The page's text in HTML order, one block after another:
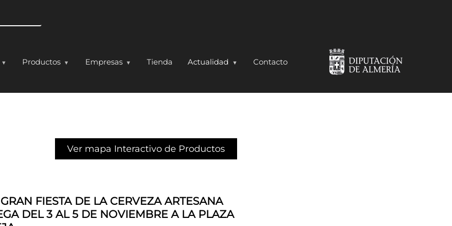
Productos Empresas Tienda Actualidad Contacto
Ver mapa Interactivo de Productos
FIESTA DE LA CERVEZA ARTESANA
DEL 3 AL 5 DE NOVIEMBRE A LA PLAZA